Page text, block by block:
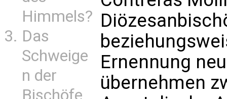
Himmels?
Das
Schweige
n der
Bischöfe
Ernennung
übernehmen